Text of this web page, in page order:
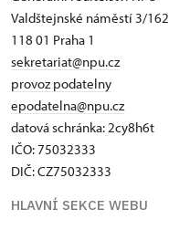
Valdštejnské náměstí 3/162
118 01 Praha 1
sekretariat@npu.cz
provoz podatelny
epodatelna@npu.cz
datová schránka:2cy8h6t​
IČO: 75032333
DIČ: CZ75032333
HLAVNÍ SEKCE WEBU